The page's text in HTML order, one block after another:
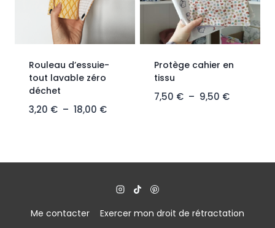
Rouleau d’essuie-
tout lavable zéro
déchet
3,20 € – 18,00 €
Protège cahier en
tissu
7,50 € – 9,50 €
Me contacter
Exercer mon droit de rétractation